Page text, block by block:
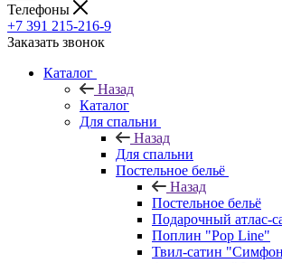
Телефоны
+7 391 215-216-9
Заказать звонок
Каталог
Назад
Каталог
Для спальни
Назад
Для спальни
Постельное бельё
Назад
Постельное бельё
Подарочный атлас-
Поплин "Pop Line"
Твил-сатин